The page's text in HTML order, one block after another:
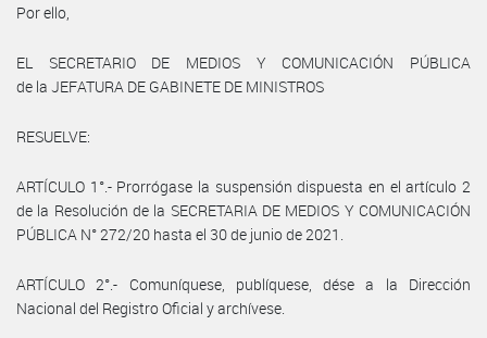
Por ello,
EL SECRETARIO DE MEDIOS Y COMUNICACIÓN PÚBLICA
de la JEFATURA DE GABINETE DE MINISTROS
RESUELVE:
ARTÍCULO 1°.- Prorrógase la suspensión dispuesta en el artículo 2
de la Resolución de la SECRETARIA DE MEDIOS Y COMUNICACIÓN
PÚBLICA N° 272/20 hasta el 30 de junio de 2021.
ARTÍCULO 2°.- Comuníquese, publíquese, dése a la Dirección
Nacional del Registro Oficial y archívese.